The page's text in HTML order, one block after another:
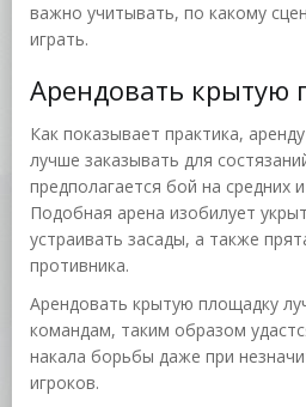
важно учитывать, по какому
играть.
Арендовать крытую
Как показывает практика,
лучше заказывать для
предполагается бой на средних
Подобная арена изобилует
устраивать засады, а также
противника.
Арендовать крытую площадку
командам, таким образом
накала борьбы даже при
игроков.